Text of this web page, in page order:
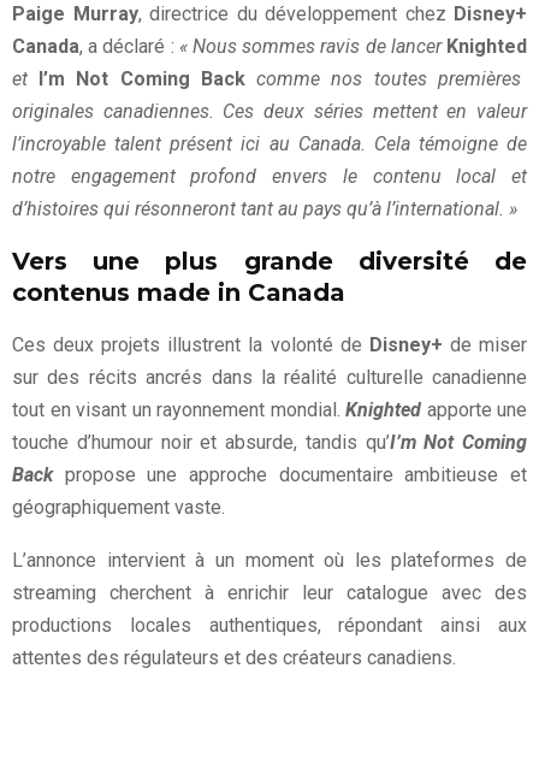
Paige Murray, directrice du développement chez Disney+
Canada, a déclaré : « Nous sommes ravis de lancer Knighted
et I’m Not Coming Backcomme nos toutes premières
originales canadiennes. Ces deux séries mettent en valeur
l’incroyable talent présent ici au Canada. Cela témoigne de
notre engagement profond envers le contenu local et
d’histoires qui résonneront tant au pays qu’à l’international. »
Vers une plus grande diversité de
contenus made in Canada
Ces deux projets illustrent la volonté de Disney+ de miser
sur des récits ancrés dans la réalité culturelle canadienne
tout en visant un rayonnement mondial. Knighted apporte une
touche d’humour noir et absurde, tandis qu’I’m Not Coming
Backpropose une approche documentaire ambitieuse et
géographiquement vaste.
L’annonce intervient à un moment où les plateformes de
streaming cherchent à enrichir leur catalogue avec des
productions locales authentiques, répondant ainsi aux
attentes des régulateurs et des créateurs canadiens.